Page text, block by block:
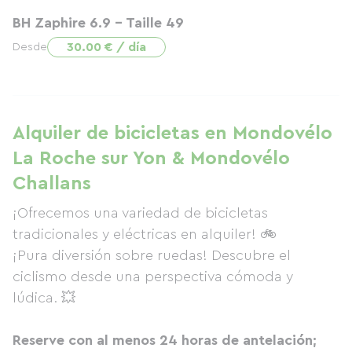
BH Zaphire 6.9 - Taille 49
Desde 30.00 € / día
Alquiler de bicicletas en Mondovélo
La Roche sur Yon & Mondovélo
Challans
¡Ofrecemos una variedad de bicicletas
tradicionales y eléctricas en alquiler! 🚲
¡Pura diversión sobre ruedas! Descubre el
ciclismo desde una perspectiva cómoda y
lúdica. 💥
Reserve con al menos 24 horas de antelación;